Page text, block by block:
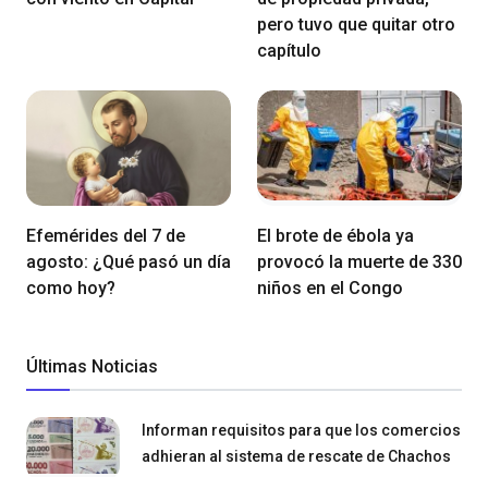
pero tuvo que quitar otro
capítulo
Efemérides del 7 de
agosto: ¿Qué pasó un día
como hoy?
El brote de ébola ya
provocó la muerte de 330
niños en el Congo
Últimas Noticias
Informan requisitos para que los comercios
adhieran al sistema de rescate de Chachos